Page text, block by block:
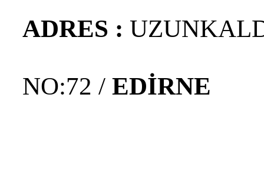
ADRES :
NO:72 /EDİRNE